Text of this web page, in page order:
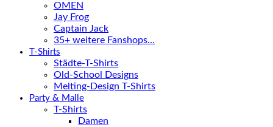
OMEN
Jay Frog
Captain Jack
35+ weitere Fanshops…
T-Shirts
Städte-T-Shirts
Old-School Designs
Melting-Design T-Shirts
Party & Malle
T-Shirts
Damen